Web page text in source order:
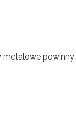
metalowe powinny